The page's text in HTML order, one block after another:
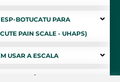
BOTUCATU PARA
PAIN SCALE - UHAPS)
USAR A ESCALA
ANALGÉSICO